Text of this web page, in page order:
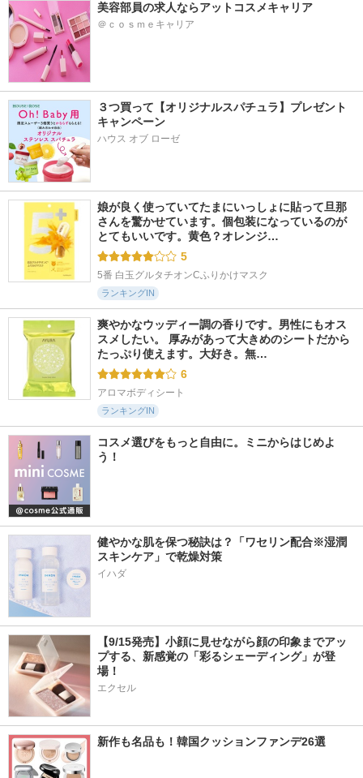
美容部員の求人ならアットコスメキャリア
＠ｃｏｓｍｅキャリア
３つ買って【オリジナルスパチュラ】プレゼント
キャンペーン
ハウス オブ ローゼ
娘が良く使っていてたまにいっしょに貼って旦那
さんを驚かせています。個包装になっているのが
とてもいいです。黄色？オレンジ…
5
5番 白玉グルタチオンCふりかけマスク
ランキングIN
爽やかなウッディー調の香りです。男性にもオス
スメしたい。 厚みがあって大きめのシートだから
たっぷり使えます。大好き。無…
6
アロマボディシート
ランキングIN
コスメ選びをもっと自由に。ミニからはじめよ
う！
健やかな肌を保つ秘訣は？「ワセリン配合※湿潤
スキンケア」で乾燥対策
イハダ
【9/15発売】小顔に見せながら顔の印象までアッ
プする、新感覚の「彩るシェーディング」が登
場！
エクセル
新作も名品も！韓国クッションファンデ26選